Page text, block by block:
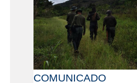
COMUNICADO